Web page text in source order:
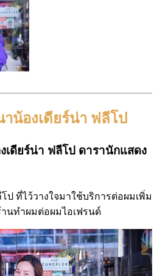
น้องเดียร์น่า ฟลีโป
ดียร์น่า ฟลีโป ดารานักแสดง
ที่ไว้วางใจมาใช้บริการต่อผมเพิ่ม
นทำผมต่อผมไอเฟรนด์